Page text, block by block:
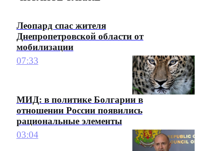
Леопард спас жителя
Днепропетровской области от
мобилизации
07:33
МИД: в политике Болгарии в
отношении России появились
рациональные элементы
03:04